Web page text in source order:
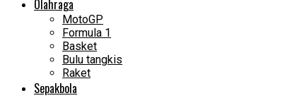
Olahraga
MotoGP
Formula 1
Basket
Bulu tangkis
Raket
Sepakbola